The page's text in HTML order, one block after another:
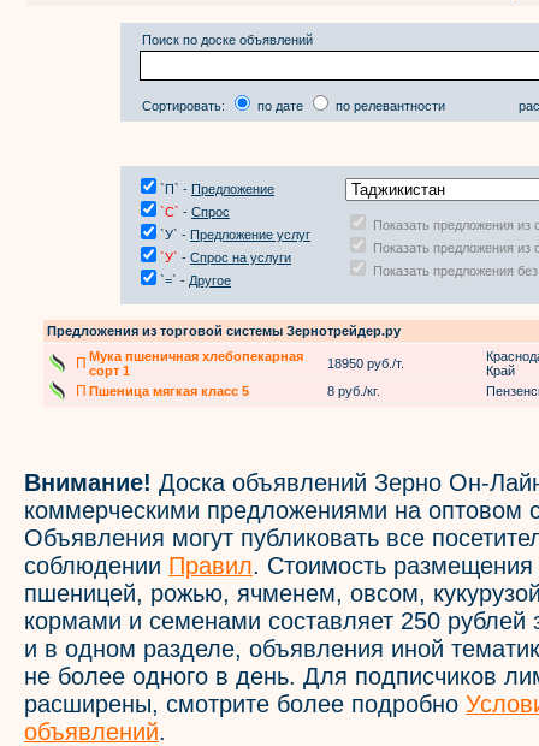
Поиск по доске объявлений
Сортировать: по дате по релевантности
`П` - Предложение
`С` - Спрос
`У` - Предложение услуг
`У` - Спрос на услуги
`=` - Другое
Показать предложения из
Показать предложения из
Показать предложения
Предложения из торговой системы Зернотрейдер.ру
П Мука пшеничная хлебопекарная
сорт 1
18950 руб./т.
Край
П Пшеница мягкая класс 5 8 руб./кг.
Внимание! Доска объявлений Зерно Он-
коммерческими предложениями на оптовом
Объявления могут публиковать все
соблюдении Правил. Стоимость
пшеницей, рожью, ячменем, овсом,
кормами и семенами составляет 250 рублей
и в одном разделе, объявления иной
не более одного в день. Для подписчиков
расширены, смотрите более подробно
объявлений.